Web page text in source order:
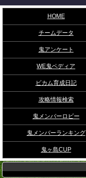
HOME
チームデータ
鬼アンケート
WE鬼ペディア
ビカム育成日記
攻略情報検索
鬼メンバーロビー
鬼メンバーランキング
鬼ヶ島CUP